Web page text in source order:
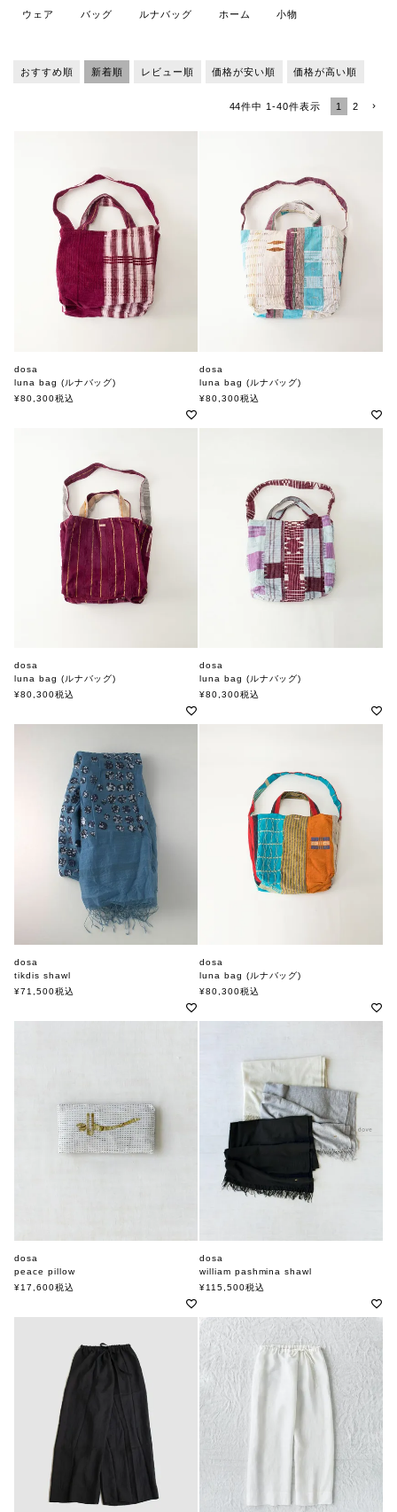
ウェア バッグ ルナバッグ ホーム 小物
おすすめ順 新着順 レビュー順 価格が安い順 価格が高い順
44件中 1-40件表示 1 2
dosa
luna bag (ルナバッグ)
ドーサ
¥80,300税込
dosa
luna bag (ルナバッグ)
ドーサ
¥80,300税込
dosa
luna bag (ルナバッグ)
ドーサ
¥80,300税込
dosa
luna bag (ルナバッグ)
ドーサ
¥80,300税込
dosa
tikdis shawl
ドーサ
¥71,500税込
dosa
luna bag (ルナバッグ)
ドーサ
¥80,300税込
dosa
peace pillow
ドーサ
¥17,600税込
dosa
william pashmina shawl
ドーサ
¥115,500税込